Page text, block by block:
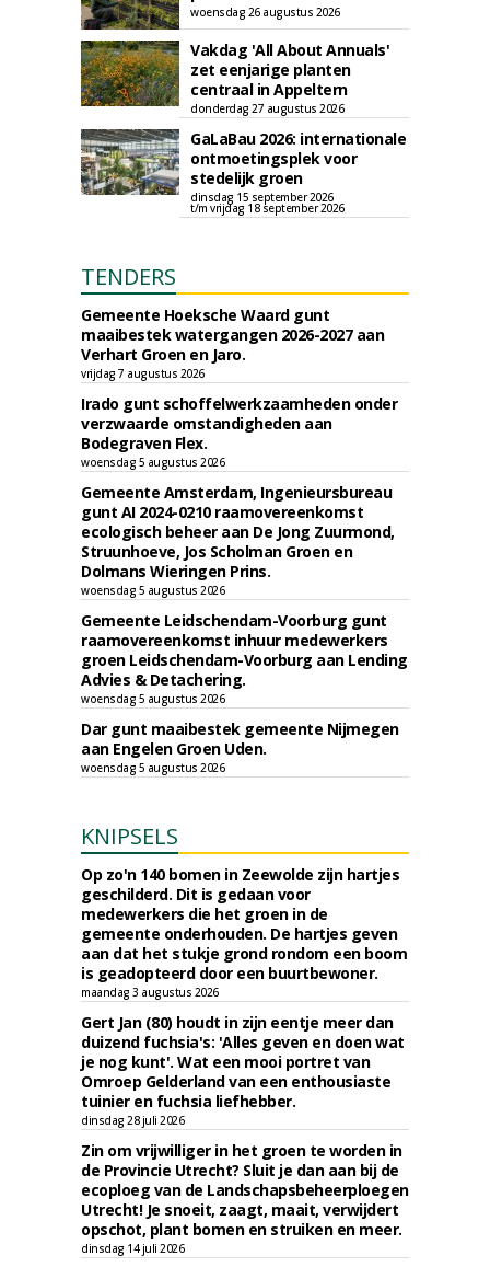
woensdag 26 augustus 2026
Vakdag 'All About Annuals'
zet eenjarige planten
centraal in Appeltern
donderdag 27 augustus 2026
GaLaBau 2026: internationale
ontmoetingsplek voor
stedelijk groen
dinsdag 15 september 2026
t/m vrijdag 18 september 2026
TENDERS
Gemeente Hoeksche Waard gunt
maaibestek watergangen 2026-2027 aan
Verhart Groen en Jaro.
vrijdag 7 augustus 2026
Irado gunt schoffelwerkzaamheden onder
verzwaarde omstandigheden aan
Bodegraven Flex.
woensdag 5 augustus 2026
Gemeente Amsterdam, Ingenieursbureau
gunt AI 2024-0210 raamovereenkomst
ecologisch beheer aan De Jong Zuurmond,
Struunhoeve, Jos Scholman Groen en
Dolmans Wieringen Prins.
woensdag 5 augustus 2026
Gemeente Leidschendam-Voorburg gunt
raamovereenkomst inhuur medewerkers
groen Leidschendam-Voorburg aan Lending
Advies & Detachering.
woensdag 5 augustus 2026
Dar gunt maaibestek gemeente Nijmegen
aan Engelen Groen Uden.
woensdag 5 augustus 2026
KNIPSELS
Op zo'n 140 bomen in Zeewolde zijn hartjes
geschilderd. Dit is gedaan voor
medewerkers die het groen in de
gemeente onderhouden. De hartjes geven
aan dat het stukje grond rondom een boom
is geadopteerd door een buurtbewoner.
maandag 3 augustus 2026
Gert Jan (80) houdt in zijn eentje meer dan
duizend fuchsia's: 'Alles geven en doen wat
je nog kunt'. Wat een mooi portret van
Omroep Gelderland van een enthousiaste
tuinier en fuchsia liefhebber.
dinsdag 28 juli 2026
Zin om vrijwilliger in het groen te worden in
de Provincie Utrecht? Sluit je dan aan bij de
ecoploeg van de Landschapsbeheerploegen
Utrecht! Je snoeit, zaagt, maait, verwijdert
opschot, plant bomen en struiken en meer.
dinsdag 14 juli 2026